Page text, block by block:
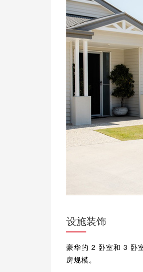
设施装饰
豪华的 2 卧室和 3 卧
房规模。